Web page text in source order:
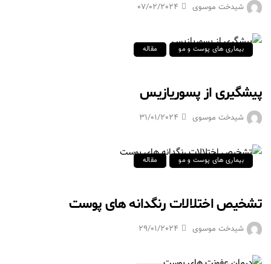
شیدخت موسوی 07/02/2024
بیماری های پوست و مو مقاله
پیشگیری از پسوریازیس
شیدخت موسوی 31/01/2024
بیماری های پوست و مو مقاله
تشخیص اختلالات رنگدانه های پوست
شیدخت موسوی 29/01/2024